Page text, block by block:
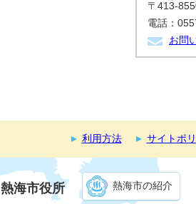
〒413-
電話：
お問
利用方法 サイトポ
熱海市役所 熱海市の紹介